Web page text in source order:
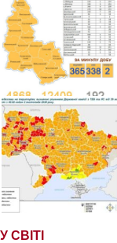
У СВІТІ